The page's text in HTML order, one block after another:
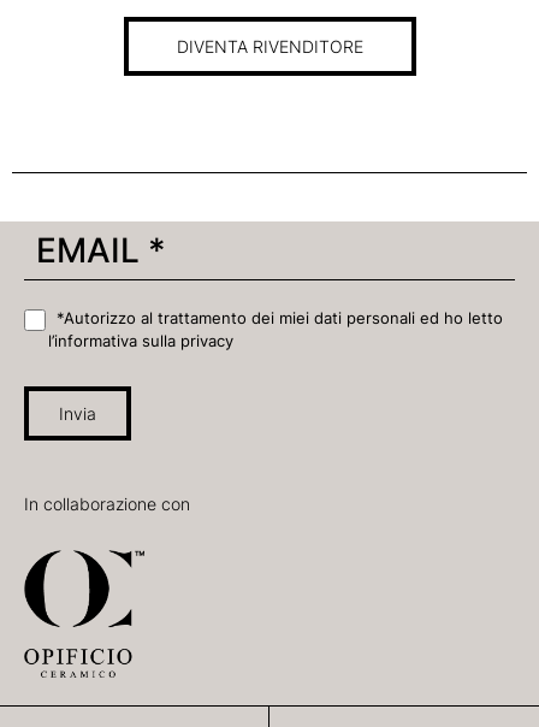
DIVENTA RIVENDITORE
*Autorizzo al trattamento dei miei dati personali ed ho letto
l’informativa sulla privacy
Invia
In collaborazione con